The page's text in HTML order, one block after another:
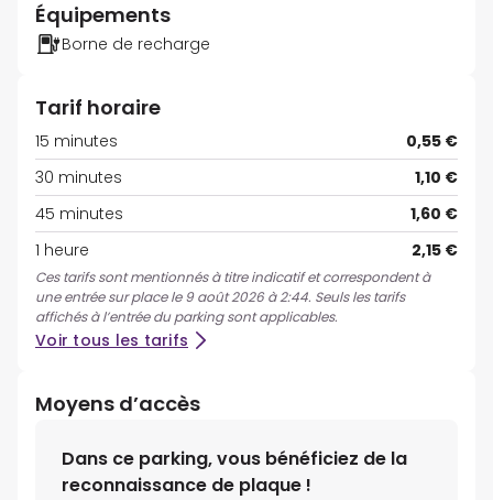
Équipements
Borne de recharge
Tarif horaire
15 minutes
0,55 €
30 minutes
1,10 €
45 minutes
1,60 €
1 heure
2,15 €
Ces tarifs sont mentionnés à titre indicatif et correspondent à
une entrée sur place le 9 août 2026 à 2:44. Seuls les tarifs
affichés à l’entrée du parking sont applicables.
Voir tous les tarifs
Moyens d’accès
Dans ce parking, vous bénéficiez de la
reconnaissance de plaque !